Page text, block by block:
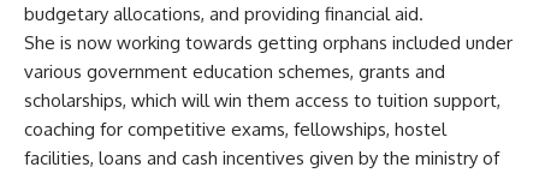
budgetary allocations, and providing financial aid.
She is now working towards getting orphans included under
various government education schemes, grants and
scholarships, which will win them access to tuition support,
coaching for competitive exams, fellowships, hostel
facilities, loans and cash incentives given by the ministry of